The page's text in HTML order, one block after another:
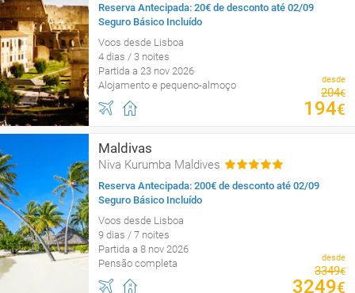
Reserva Antecipada: 20€ de desconto até 02/09
Seguro Básico Incluído
Voos desde Lisboa
4 dias / 3 noites
Partida a 23 nov 2026
Alojamento e pequeno-almoço
desde
204€
194€
Maldivas
Niva Kurumba Maldives
Reserva Antecipada: 200€ de desconto até 02/09
Seguro Básico Incluído
Voos desde Lisboa
9 dias / 7 noites
Partida a 8 nov 2026
Pensão completa
desde
3349€
3249€